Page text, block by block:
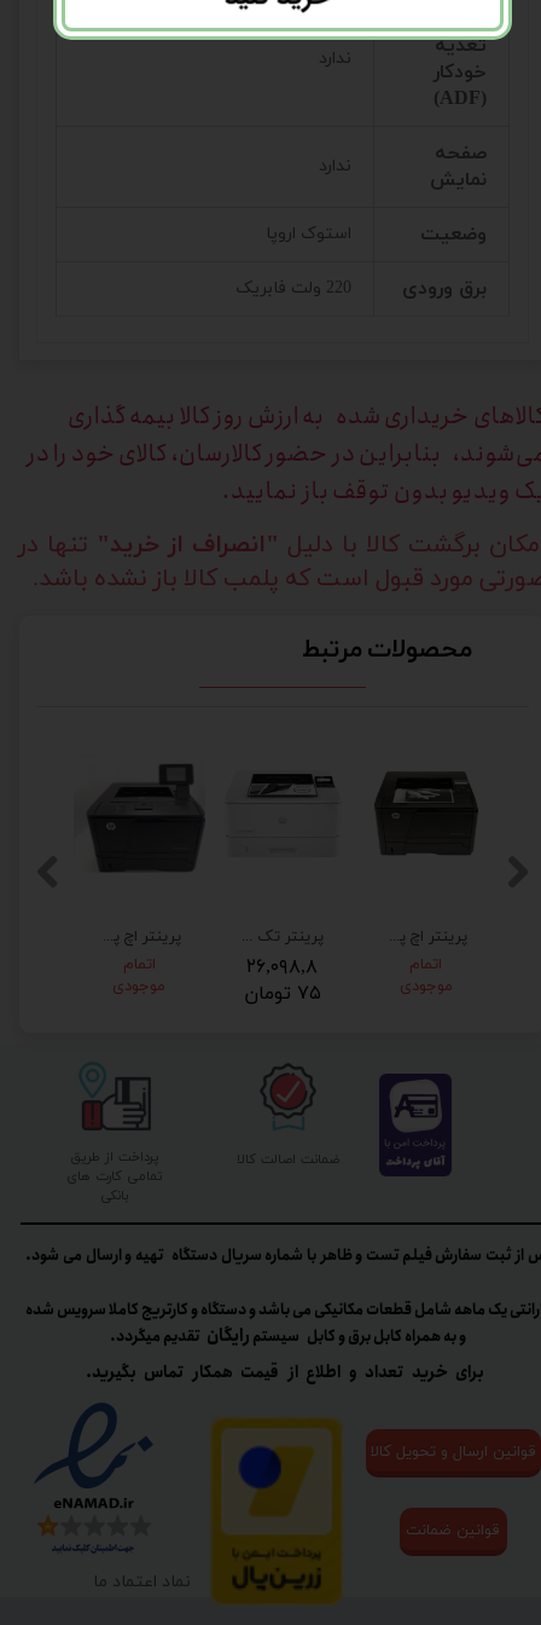
تغذیه
خودکار
(ADF)
ندارد
صفحه
نمایش
ندارد
وضعیت استوک اروپا
برق ورودی 220 ولت فابریک
خریداریشده به ارزش روز کالا بیمه گذاری
بنابراین در حضور کالارسان، کالای خود را در
ویدیو بدون توقف باز نمایید.
برگشت کالا با دلیل "انصراف از خرید" تنها در
مورد قبول است که پلمب کالا باز نشده باشد.
محصولات مرتبط
پرینتر اچ پی مدل HP M401dw
اتمام
موجودی
پرینتر تک کاره لیزری اچ پی مدل HP 402dn برق 220 فابریک و مهلت تست
۲۶,۰۹۸,۸
۷۵ تومان
پرینتر اچ پی مدل HP LaserJet Pro 400 M401dn برق 220 ولت فابریک
اتمام
موجودی
پرداخت از طریق
تمامی کارت های
بانکی
ضمانت اصالت کالا
نماد اعتماد ما
برای خرید تعداد و اطلاع از قیمت همکار تماس بگیرید.
از ثبت سفارش فیلم تست و ظاهر با شماره سریال دستگاه تهیه و ارسال می شود.
یک ماهه شامل قطعات مکانیکی می باشد و دستگاه و کارتریج کاملا سرویس شده
و به همراه کابل برق و کابل سیستم رایگان تقدیم میگردد.​​​​​​​
قوانین ارسال و تحویل کالا
قوانین ضمانت